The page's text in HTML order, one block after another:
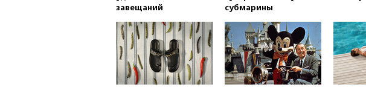
завещаний
субмарины